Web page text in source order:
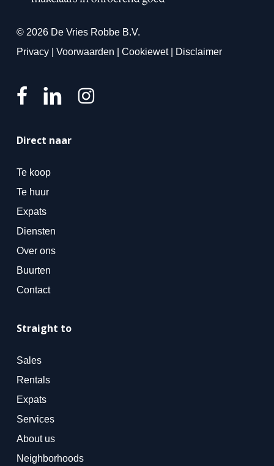
© 2026 De Vries Robbe B.V.
Privacy| Voorwaarden Cookiewet| Disclaimer
Direct naar
Te koop
Te huur
Expats
Diensten
Over ons
Buurten
Contact
Straight to
Sales
Rentals
Expats
Services
About us
Neighborhoods